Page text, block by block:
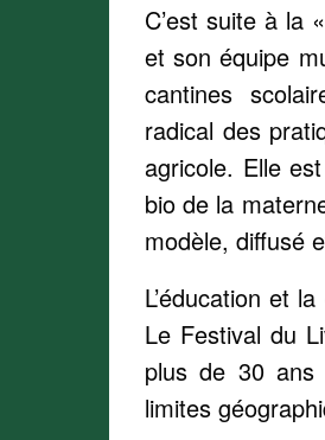
C’est suite à la
et son équipe
cantines
radical des
agricole. Elle
bio de la
modèle, diffusé
L’éducation et
Le Festival du
plus de 30 ans
limites